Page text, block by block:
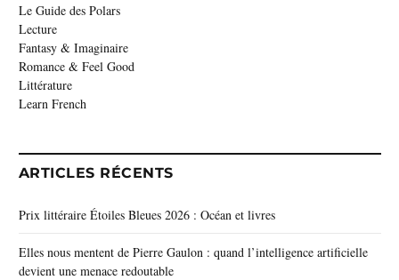
Le Guide des Polars
Lecture
Fantasy & Imaginaire
Romance & Feel Good
Littérature
Learn French
ARTICLES RÉCENTS
Prix littéraire Étoiles Bleues 2026 : Océan et livres
Elles nous mentent de Pierre Gaulon : quand l’intelligence artificielle
devient une menace redoutable